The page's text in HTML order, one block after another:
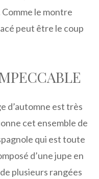
le montre
peut être le coup
d’automne est très
cet ensemble de
qui est toute
d’une jupe en
plusieurs rangées